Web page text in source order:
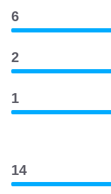
6
2
1
14